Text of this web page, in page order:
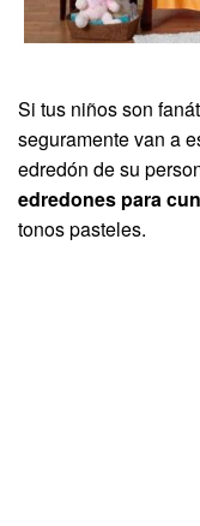
Si tus niños son
seguramente van a
edredón de su
edredones para
tonos pasteles.